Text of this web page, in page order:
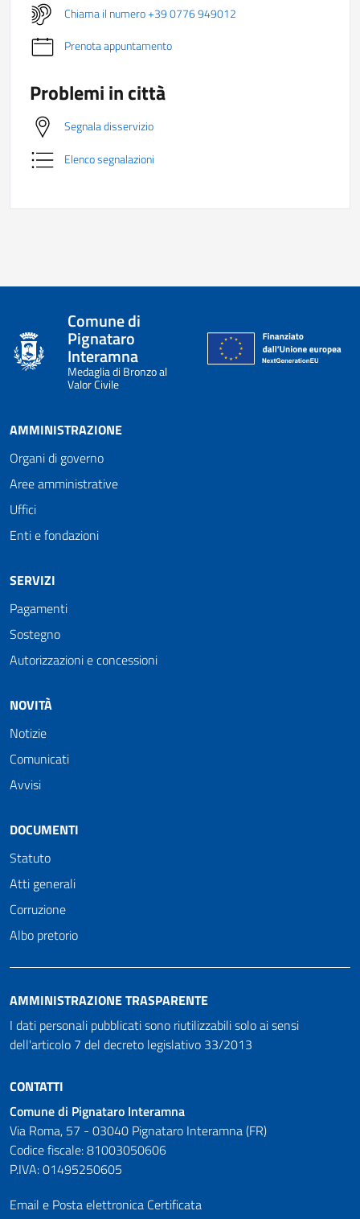
Chiama il numero +39 0776 949012
Prenota appuntamento
Problemi in città
Segnala disservizio
Elenco segnalazioni
Comune di
Pignataro
Interamna
Medaglia di Bronzo al
Valor Civile
AMMINISTRAZIONE
Organi di governo
Aree amministrative
Uffici
Enti e fondazioni
SERVIZI
Pagamenti
Sostegno
Autorizzazioni e concessioni
NOVITÀ
Notizie
Comunicati
Avvisi
DOCUMENTI
Statuto
Atti generali
Corruzione
Albo pretorio
AMMINISTRAZIONE TRASPARENTE
I dati personali pubblicati sono riutilizzabili solo ai sensi
dell'articolo 7 del decreto legislativo 33/2013
CONTATTI
Comune di Pignataro Interamna
Via Roma, 57 - 03040 Pignataro Interamna (FR)
Codice fiscale: 81003050606
P.IVA: 01495250605
Email e Posta elettronica Certificata